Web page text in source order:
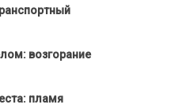
возгорание
пламя